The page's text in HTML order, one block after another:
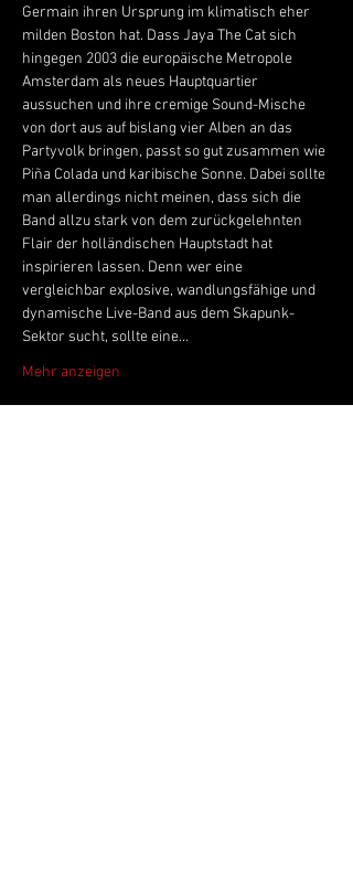
Germain ihren Ursprung im klimatisch eher
milden Boston hat. Dass Jaya The Cat sich
hingegen 2003 die europäische Metropole
Amsterdam als neues Hauptquartier
aussuchen und ihre cremige Sound-Mische
von dort aus auf bislang vier Alben an das
Partyvolk bringen, passt so gut zusammen wie
Piña Colada und karibische Sonne. Dabei sollte
man allerdings nicht meinen, dass sich die
Band allzu stark von dem zurückgelehnten
Flair der holländischen Hauptstadt hat
inspirieren lassen. Denn wer eine
vergleichbar explosive, wandlungsfähige und
dynamische Live-Band aus dem Skapunk-
Sektor sucht, sollte eine…
Mehr anzeigen